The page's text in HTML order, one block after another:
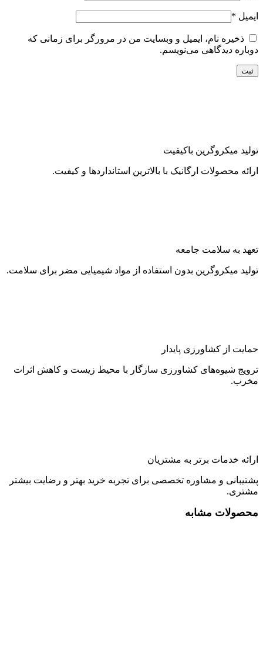
ایمیل *
ذخیره نام، ایمیل و وبسایت من در مرورگر برای زمانی که
دوباره دیدگاهی می‌نویسم.
تولید میکروگرین باکیفیت
ارائه محصولات ارگانیک با بالاترین استانداردها و کیفیت.
تعهد به سلامت جامعه
تولید میکروگرین بدون استفاده از مواد شیمیایی مضر برای سلامت.
حمایت از کشاورزی پایدار
ترویج شیوه‌های کشاورزی سازگار با محیط زیست و کاهش اثرات
مخرب.
ارائه خدمات برتر به مشتریان
پشتیبانی و مشاوره تخصصی برای تجربه خرید بهتر و رضایت بیشتر
مشتری.
محصولات مشابه